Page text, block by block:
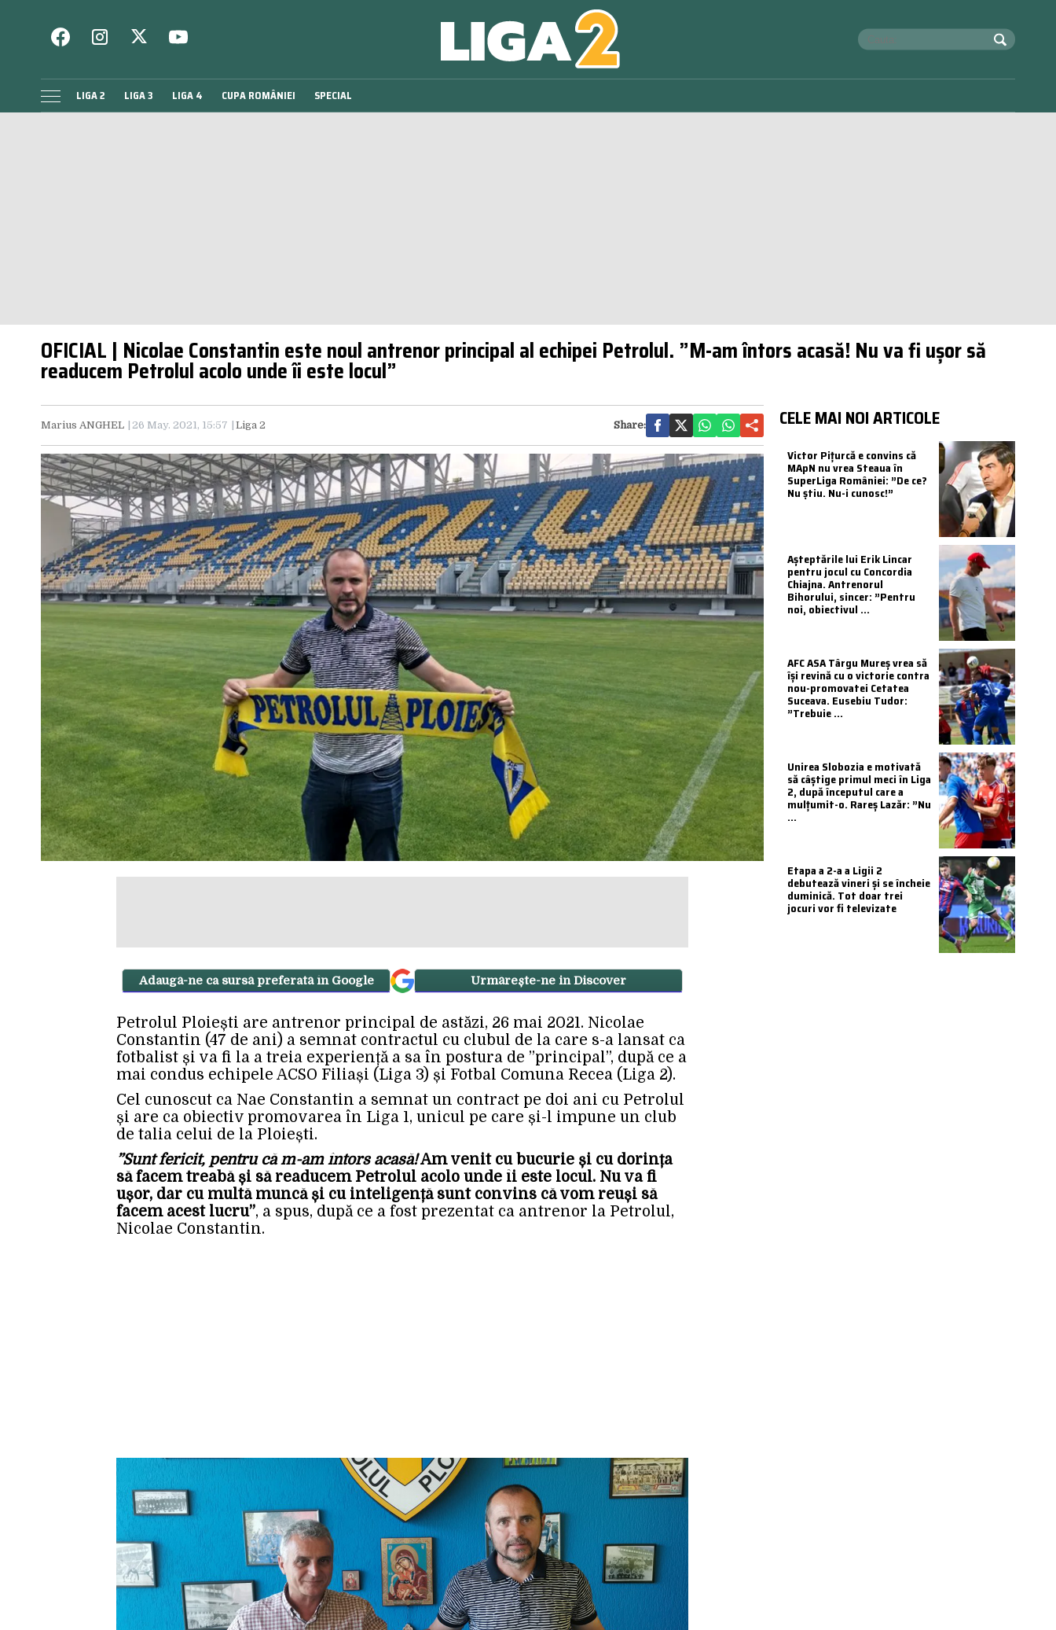
LIGA 2 LIGA 3 LIGA 4 CUPA ROMÂNIEI SPECIAL
OFICIAL | Nicolae Constantin este noul antrenor principal al echipei Petrolul. ”M-am întors acasă! Nu va fi ușor să
readucem Petrolul acolo unde îi este locul”
Marius ANGHEL 26 May. 2021, 15:57 Liga 2 Share:
Adaugă-ne ca sursă preferată în Google Urmărește-ne in Discover
Petrolul Ploiești are antrenor principal de astăzi, 26 mai 2021. Nicolae
Constantin (47 de ani) a semnat contractul cu clubul de la care s-a lansat ca
fotbalist și va fi la a treia experiență a sa în postura de ”principal”, după ce a
mai condus echipele ACSO Filiași (Liga 3) și Fotbal Comuna Recea (Liga 2).
Cel cunoscut ca Nae Constantin a semnat un contract pe doi ani cu Petrolul
și are ca obiectiv promovarea în Liga 1, unicul pe care și-l impune un club
de talia celui de la Ploiești.
”Sunt fericit, pentru că m-am întors acasă!Am venit cu bucurie și cu dorința
să facem treabă și să readucem Petrolul acolo unde îi este locul. Nu va fi
ușor, dar cu multă muncă și cu inteligență sunt convins că vom reuși să
facem acest lucru”, a spus, după ce a fost prezentat ca antrenor la Petrolul,
Nicolae Constantin.
CELE MAI NOI ARTICOLE
Victor Pițurcă e convins că
MApN nu vrea Steaua în
SuperLiga României: ”De ce?
Nu știu. Nu-i cunosc!”
Așteptările lui Erik Lincar
pentru jocul cu Concordia
Chiajna. Antrenorul
Bihorului, sincer: ”Pentru
noi, obiectivul ...
AFC ASA Târgu Mureș vrea să
își revină cu o victorie contra
nou-promovatei Cetatea
Suceava. Eusebiu Tudor:
”Trebuie ...
Unirea Slobozia e motivată
să câștige primul meci în Liga
2, după începutul care a
mulțumit-o. Rareș Lazăr: ”Nu
...
Etapa a 2-a a Ligii 2
debutează vineri și se încheie
duminică. Tot doar trei
jocuri vor fi televizate